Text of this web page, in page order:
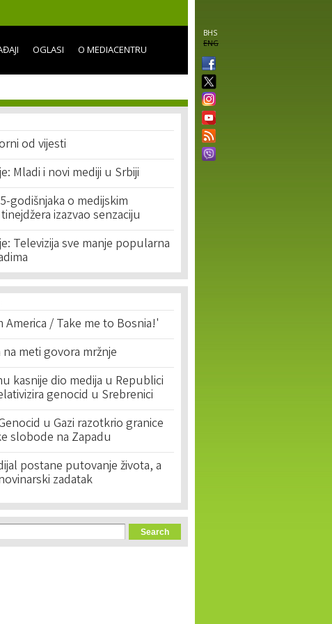
BHS
ENG
OGLASI O MEDIACENTRU
od vijesti
Mladi i novi mediji u Srbiji
godišnjaka o medijskim
izazvao senzaciju
Televizija sve manje popularna
America / Take me to Bosnia!'
meti govora mržnje
kasnije dio medija u Republici
genocid u Srebrenici
u Gazi razotkrio granice
slobode na Zapadu
postane putovanje života, a
zadatak